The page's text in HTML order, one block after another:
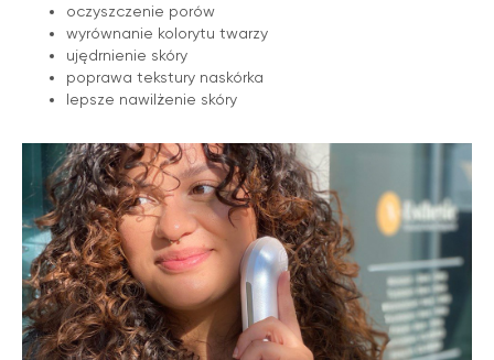
oczyszczenie porów
wyrównanie kolorytu twarzy
ujędrnienie skóry
poprawa tekstury naskórka
lepsze nawilżenie skóry